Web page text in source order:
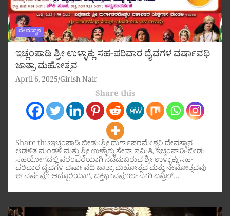
ದೇವಸ್ಥಾನ
ಇಚ್ಲಂಪಾಡಿ ಶ್ರೀ ಉಳ್ಳಾಕ್ಲು ಸಹ-ಪರಿವಾರ ದೈವಗಳ ವರ್ಷಾವಧಿ
ಜಾತ್ರಾ ಮಹೋತ್ಸವ
April 6, 2025 Girish Nair
Share this
Share thisಇಚ್ಲಂಪಾಡಿ ಬೀಡು:ಶ್ರೀ ದುರ್ಗಾಪರಮೇಶ್ವರಿ ದೇವಸ್ಥಾನ
ಆಡಳಿತ ಮಂಡಳಿ ಮತ್ತು ಶ್ರೀ ಉಳ್ಳಾಕ್ಲು ಸೇವಾ ಸಮಿತಿ, ಇಚ್ಲಂಪಾಡಿ-ಬೀಡು
ಸಹಯೋಗದಲ್ಲಿ ಪರಂಪರೆಯಾಗಿ ನಡೆದುಬರುವ ಶ್ರೀ ಉಳ್ಳಾಕ್ಲು ಸಹ-
ಪರಿವಾರ ದೈವಗಳ ವರ್ಷಾವಧಿ ಜಾತ್ರಾ ಮಹೋತ್ಸವ ಮತ್ತು ನೇಮೋತ್ಸವವು
ಈ ವರ್ಷವೂ ಅದ್ದೂರಿಯಾಗಿ, ಭಕ್ತಿಭಾವಪೂರ್ಣವಾಗಿ ಏಪ್ರಿಲ್…